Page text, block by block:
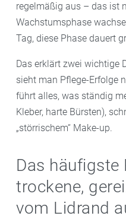
regelmäßig aus – das ist
Wachstumsphase
Tag, diese Phase dauert
Das erklärt zwei wichtige
sieht man Pflege-Erfolge
führt alles, was ständig
Kleber, harte Bürsten),
„störrischem“ Make-up.
Das häufigste
trockene,
vom Lidrand